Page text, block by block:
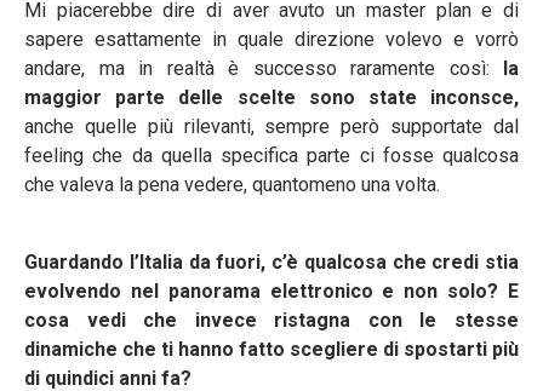
Mi piacerebbe dire di aver avuto un master plan e di
sapere esattamente in quale direzione volevo e vorrò
andare, ma in realtà è successo raramente così:
a
maggior parte delle scelte sono state inconsce,
anche quelle più rilevanti, sempre però supportate dal
feeling che da quella specifica parte ci fosse qualcosa
che valeva la pena vedere, quantomeno una volta.
Guardando l’Italia da fuori, c’è qualcosa che credi stia
evolvendo nel panorama elettronico e non solo? E
cosa vedi che invece ristagna con le stesse
dinamiche che ti hanno fatto scegliere di spostarti più
di quindici anni fa?